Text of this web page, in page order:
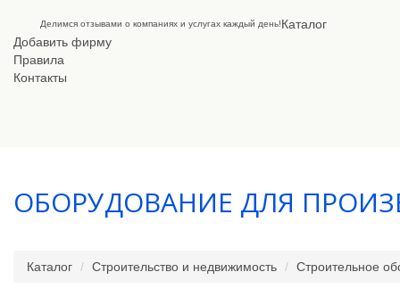
Делимся отзывами о компаниях и услугах каждый день!Каталог
Добавить фирму
Правила
Контакты
ОБОРУДОВАНИЕ ДЛЯ
Каталог Строительство и недвижимость Строительное